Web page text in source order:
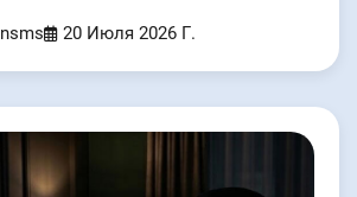
20 Июля 2026 Г.